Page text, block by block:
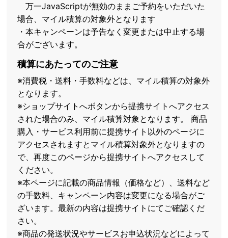
万一JavaScriptが無効のままご予約をいただいた
場合、マイル積算の対象外となります
・本キャンペーンは予告なく変更または中止する場
合がございます。
積算にあたってのご注意
※消費税・送料・手数料などは、マイル積算の対象外
となります。
※ショップサイトへボタンから提携サイトへアクセス
された場合のみ、マイル積算対象となります。 商品
購入・サービス利用前に提携サイト以外のページに
アクセスされますとマイル積算対象外となりますの
で、再度このページから提携サイトへアクセスして
ください。
※本ページに記載の商品情報（価格など）、送料など
の手数料、キャンペーン内容は変更になる場合がご
ざいます。最新の内容は提携サイトにてご確認くだ
さい。
※商品の発送状況やサービスお申込状況などによって